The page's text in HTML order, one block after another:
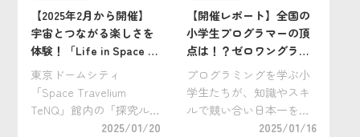
【2025年2月から開催】
宇宙とつながる楽しさを
体験！「Life in Space ～
地球外生命を探査せよ
～」
東京ドームシティ
「Space Travelium
TeNQ」館内の「探究ル
ーム」では、宇宙を切り
2025/01/20
【開催レポート】全国の
小学生プログラマーの頂
点は！？ゼロワングラン
ドスラム2024決勝大会
プログラミングを学ぶ小
学生たちが、知識やスキ
ルで競い合い日本一を目
指す、全国規模のプログ
2025/01/16